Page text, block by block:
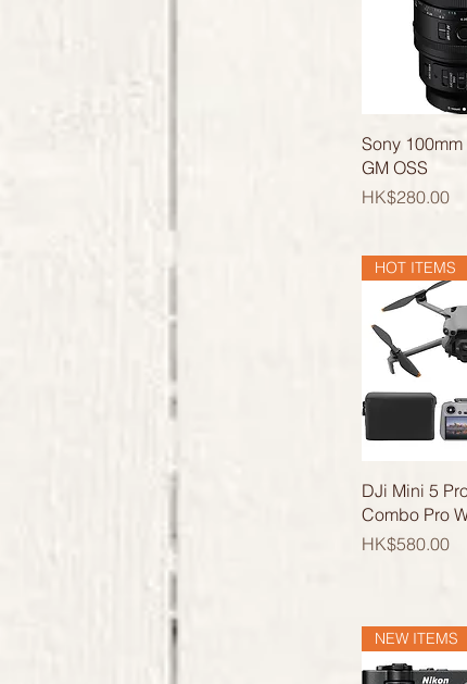
快
Sony
GM OSS
價格
HK$280.00
快
HOT ITEMS
DJi Mini 5
Combo Pro
價格
HK$580.00
NEW ITEMS